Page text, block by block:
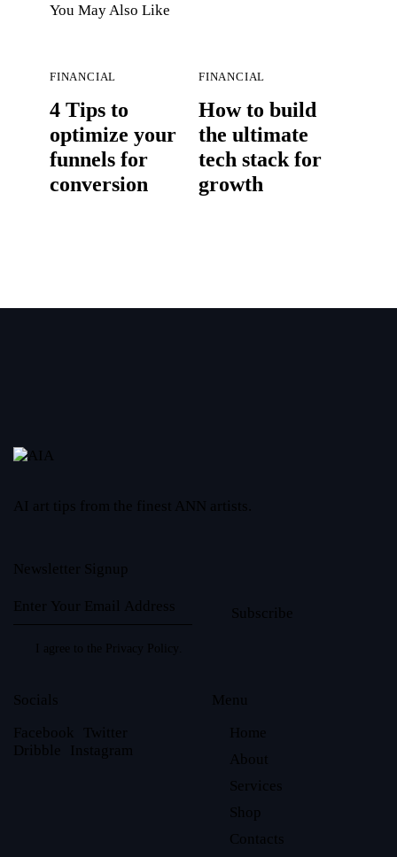
You May Also Like
FINANCIAL
4 Tips to
optimize your
funnels for
conversion
FINANCIAL
How to build
the ultimate
tech stack for
growth
AI art tips from the finest ANN artists.
Newsletter Signup
Subscribe
I agree to the Privacy Policy
Socials
Facebook
Twitter
Dribble
Instagram
Menu
Home
About
Services
Shop
Contacts